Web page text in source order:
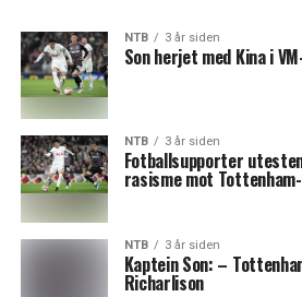
NTB 3 år siden
Son herjet med Kina i
NTB 3 år siden
Fotballsupporter
rasisme mot
NTB 3 år siden
Kaptein Son: –
Richarlison